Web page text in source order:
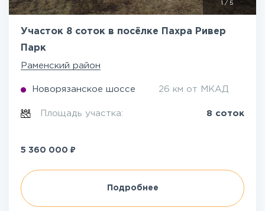
1/ 5
Участок 8 соток в посёлке Пахра Ривер
Парк
Раменский район
Новорязанское шоссе 26 км от МКАД
Площадь участка: 8 соток
5 360 000 ₽
Подробнее